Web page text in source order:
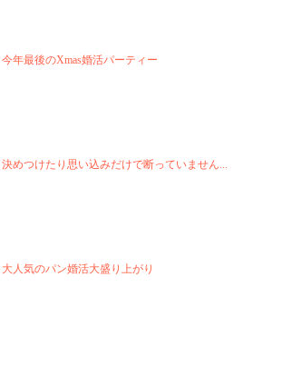
今年最後のXmas婚活パーティー
決めつけたり思い込みだけで断っていません...
大人気のパン婚活大盛り上がり